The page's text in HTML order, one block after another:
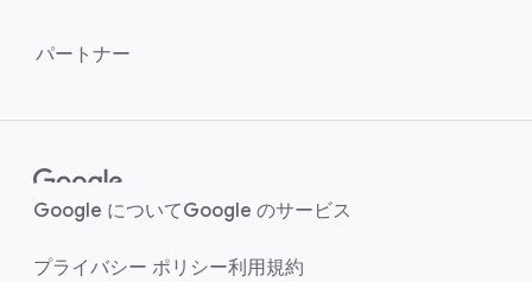
パートナー
Google に​ついてGoogle の​サービス
プライバシー ポリシー利用規約